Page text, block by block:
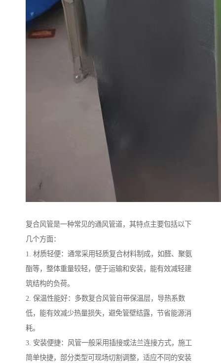
复合风管是一种常见的通风管道，其特点主要包括以下
几个方面：
1. 材质轻便：通常采用轻质复合材料制成，如醛、聚氨
酯等，整体重量较轻，便于运输和安装，能有效减轻建
筑结构的负荷。
2. 保温性能好：多数复合风管自带保温层，导热系数
低，能有效减少热量损失，避免管壁结露，节省能源消
耗。
3. 安装便捷：风管一般采用插接或法兰连接方式，施工
简单快捷，部分类型可现场切割调整，适应不同的安装